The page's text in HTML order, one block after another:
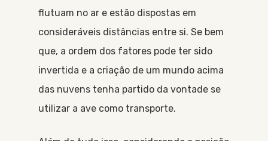
flutuam no ar e estão dispostas em
consideráveis distâncias entre si. Se bem
que, a ordem dos fatores pode ter sido
invertida e a criação de um mundo acima
das nuvens tenha partido da vontade se
utilizar a ave como transporte.